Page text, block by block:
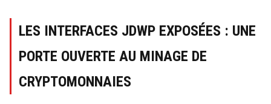
LES INTERFACES JDWP EXPOSÉES : UNE
PORTE OUVERTE AU MINAGE DE
CRYPTOMONNAIES